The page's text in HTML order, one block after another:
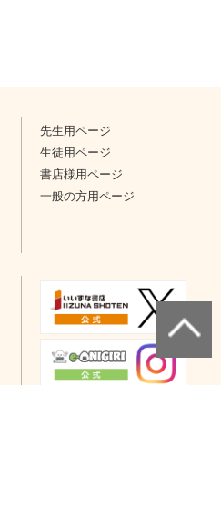
先生用ページ
生徒用ページ
書店様用ページ
一般の方用ページ